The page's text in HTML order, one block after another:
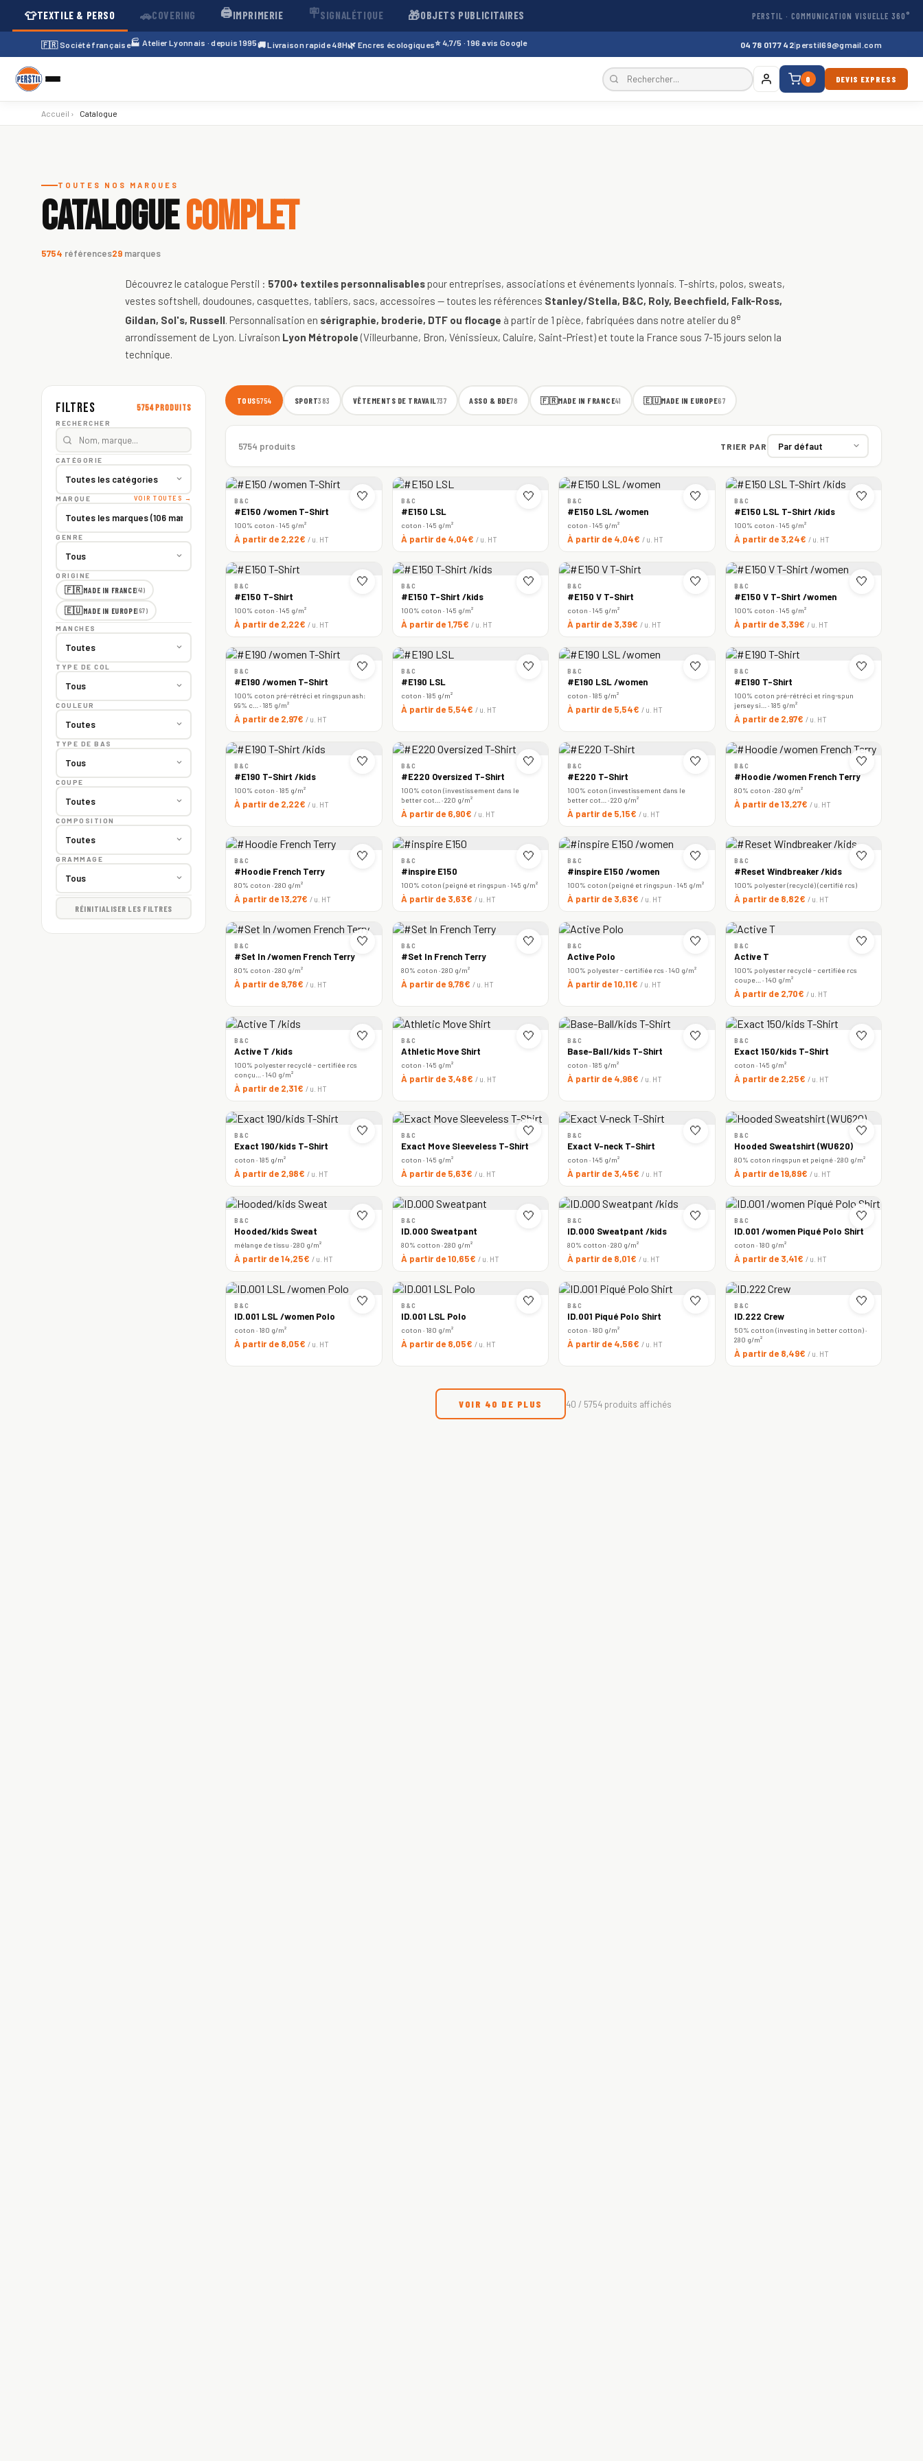
👕TEXTILE & PERSO 🚗COVERING 🖨️IMPRIMERIE 🪧SIGNALÉTIQUE 🎁OBJETS PUBLICITAIRES PERSTIL · COMMUNICATION VISUELLE 360°
🇫🇷 Société française🏭 Atelier Lyonnais · depuis 1995🚚 Livraison rapide 48H🌿 Encres écologiques⭐ 4,7/5 · 196 avis Google 04 78 01 77 42|perstil69@gmail.com
0 DEVIS EXPRESS
Accueil › Catalogue
TOUTES NOS MARQUES
CATALOGUECOMPLET
5754 références29 marques
Découvrez le catalogue Perstil : 5700+ textiles personnalisables pour entreprises, associations et événements lyonnais. T-shirts, polos, sweats,
vestes softshell, doudounes, casquettes, tabliers, sacs, accessoires — toutes les références Stanley/Stella, B&C, Roly, Beechfield, Falk-Ross,
Gildan, Sol's, Russell. Personnalisation en sérigraphie, broderie, DTF ou flocage à partir de 1 pièce, fabriquées dans notre atelier du 8e
arrondissement de Lyon. Livraison Lyon Métropole (Villeurbanne, Bron, Vénissieux, Caluire, Saint-Priest) et toute la France sous 7-15 jours selon la
technique.
Filtres 5754 produits
RECHERCHER
CATÉGORIE
MARQUE VOIR TOUTES →
GENRE
ORIGINE
🇫🇷MADE IN FRANCE(41)
🇪🇺MADE IN EUROPE(67)
MANCHES
TYPE DE COL
COULEUR
TYPE DE BAS
COUPE
COMPOSITION
GRAMMAGE
RÉINITIALISER LES FILTRES
TOUS5754 SPORT383 VÊTEMENTS DE TRAVAIL737 ASSO & BDE78 🇫🇷MADE IN FRANCE41 🇪🇺MADE IN EUROPE67
5754 produits TRIER PAR
🤍
B&C
#E150 /women T-Shirt
100% coton · 145 g/m²
À partir de 2,22€ / u. HT
🤍
B&C
#E150 LSL
coton · 145 g/m²
À partir de 4,04€ / u. HT
🤍
B&C
#E150 LSL /women
coton · 145 g/m²
À partir de 4,04€ / u. HT
🤍
B&C
#E150 LSL T-Shirt /kids
100% coton · 145 g/m²
À partir de 3,24€ / u. HT
🤍
B&C
#E150 T-Shirt
100% coton · 145 g/m²
À partir de 2,22€ / u. HT
🤍
B&C
#E150 T-Shirt /kids
100% coton · 145 g/m²
À partir de 1,75€ / u. HT
🤍
B&C
#E150 V T-Shirt
coton · 145 g/m²
À partir de 3,39€ / u. HT
🤍
B&C
#E150 V T-Shirt /women
100% coton · 145 g/m²
À partir de 3,39€ / u. HT
🤍
B&C
#E190 /women T-Shirt
100% coton pré-rétréci et ringspun ash:
99% c… · 185 g/m²
À partir de 2,97€ / u. HT
🤍
B&C
#E190 LSL
coton · 185 g/m²
À partir de 5,54€ / u. HT
🤍
B&C
#E190 LSL /women
coton · 185 g/m²
À partir de 5,54€ / u. HT
🤍
B&C
#E190 T-Shirt
100% coton pré-rétréci et ring-spun
jersey si… · 185 g/m²
À partir de 2,97€ / u. HT
🤍
B&C
#E190 T-Shirt /kids
100% coton · 185 g/m²
À partir de 2,22€ / u. HT
🤍
B&C
#E220 Oversized T-Shirt
100% coton (investissement dans le
better cot… · 220 g/m²
À partir de 6,90€ / u. HT
🤍
B&C
#E220 T-Shirt
100% coton (investissement dans le
better cot… · 220 g/m²
À partir de 5,15€ / u. HT
🤍
B&C
#Hoodie /women French Terry
80% coton · 280 g/m²
À partir de 13,27€ / u. HT
🤍
B&C
#Hoodie French Terry
80% coton · 280 g/m²
À partir de 13,27€ / u. HT
🤍
B&C
#inspire E150
100% coton (peigné et ringspun · 145 g/m²
À partir de 3,63€ / u. HT
🤍
B&C
#inspire E150 /women
100% coton (peigné et ringspun · 145 g/m²
À partir de 3,63€ / u. HT
🤍
B&C
#Reset Windbreaker /kids
100% polyester (recyclé) (certifié rcs)
À partir de 8,82€ / u. HT
🤍
B&C
#Set In /women French Terry
80% coton · 280 g/m²
À partir de 9,78€ / u. HT
🤍
B&C
#Set In French Terry
80% coton · 280 g/m²
À partir de 9,78€ / u. HT
🤍
B&C
Active Polo
100% polyester - certifiée rcs · 140 g/m²
À partir de 10,11€ / u. HT
🤍
B&C
Active T
100% polyester recyclé - certifiée rcs
coupe… · 140 g/m²
À partir de 2,70€ / u. HT
🤍
B&C
Active T /kids
100% polyester recyclé - certifiée rcs
conçu… · 140 g/m²
À partir de 2,31€ / u. HT
🤍
B&C
Athletic Move Shirt
coton · 145 g/m²
À partir de 3,48€ / u. HT
🤍
B&C
Base-Ball/kids T-Shirt
coton · 185 g/m²
À partir de 4,96€ / u. HT
🤍
B&C
Exact 150/kids T-Shirt
coton · 145 g/m²
À partir de 2,25€ / u. HT
🤍
B&C
Exact 190/kids T-Shirt
coton · 185 g/m²
À partir de 2,98€ / u. HT
🤍
B&C
Exact Move Sleeveless T-Shirt
coton · 145 g/m²
À partir de 5,63€ / u. HT
🤍
B&C
Exact V-neck T-Shirt
coton · 145 g/m²
À partir de 3,45€ / u. HT
🤍
B&C
Hooded Sweatshirt (WU620)
80% coton ringspun et peigné · 280 g/m²
À partir de 19,89€ / u. HT
🤍
B&C
Hooded/kids Sweat
mélange de tissu · 280 g/m²
À partir de 14,25€ / u. HT
🤍
B&C
ID.000 Sweatpant
80% cotton · 280 g/m²
À partir de 10,65€ / u. HT
🤍
B&C
ID.000 Sweatpant /kids
80% cotton · 280 g/m²
À partir de 8,01€ / u. HT
🤍
B&C
ID.001 /women Piqué Polo Shirt
coton · 180 g/m²
À partir de 3,41€ / u. HT
🤍
B&C
ID.001 LSL /women Polo
coton · 180 g/m²
À partir de 8,05€ / u. HT
🤍
B&C
ID.001 LSL Polo
coton · 180 g/m²
À partir de 8,05€ / u. HT
🤍
B&C
ID.001 Piqué Polo Shirt
coton · 180 g/m²
À partir de 4,56€ / u. HT
🤍
B&C
ID.222 Crew
50% cotton (investing in better cotton) ·
280 g/m²
À partir de 8,49€ / u. HT
VOIR 40 DE PLUS 40 / 5754 produits affichés